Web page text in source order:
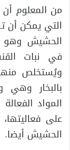
من المعلوم
التي يمكن أن
الحشيش وهو
في نبات
ويُستخلص
بالبخار
المواد
على
الحشيش أيضا.